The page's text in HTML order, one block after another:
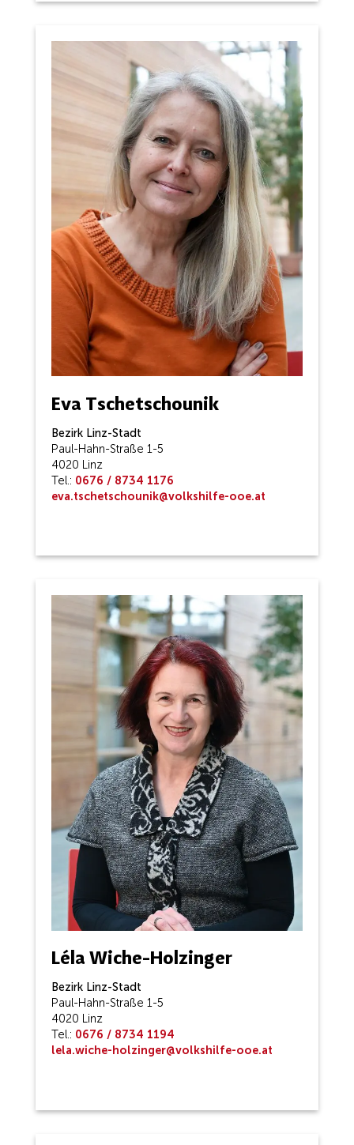
Eva Tschetschounik
Bezirk Linz-Stadt
Paul-Hahn-Straße 1-5
4020 Linz
Tel.: 0676 / 8734 1176
eva.tschetschounik@volkshilfe-ooe.at
Léla Wiche-Holzinger
Bezirk Linz-Stadt
Paul-Hahn-Straße 1-5
4020 Linz
Tel.: 0676 / 8734 1194
lela.wiche-holzinger@volkshilfe-ooe.at